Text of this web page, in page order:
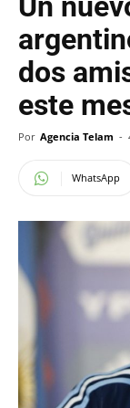
dos
este
Por Agencia Telam -
WhatsApp